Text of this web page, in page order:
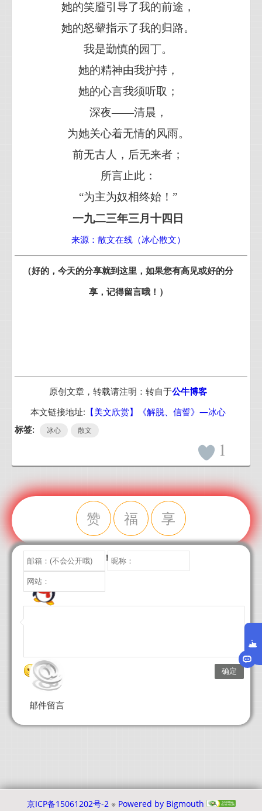
她的笑靥引导了我的前途，
她的怒颦指示了我的归路。
我是勤慎的园丁。
她的精神由我护持，
她的心言我须听取；
深夜——清晨，
为她关心着无情的风雨。
前无古人，后无来者；
所言止此：
“为主为奴相终始！”
一九二三年三月十四日
来源：散文在线（冰心散文）
（好的，今天的分享就到这里，如果您有高见或好的分
享，记得留言哦！）
原创文章，转载请注明：转自于公牛博客
本文链接地址: 【美文欣赏】《解脱、信誓》—冰心
标签:
冰心 散文
1
赞 福 享
请尽情挥洒您的笔墨！
表情
邮件留言
京ICP备15061202号-2 ※ Powered by Bigmouth